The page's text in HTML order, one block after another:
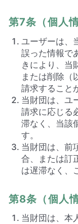
第7条（個人
ユーザーは、
誤った情報で
きにより、当
または削除（
請求すること
当財団は、ユ
請求に応じる
滞なく、当該
す。
当財団は、前
合、または訂
は遅滞なく、
第8条（個人
当財団は、本